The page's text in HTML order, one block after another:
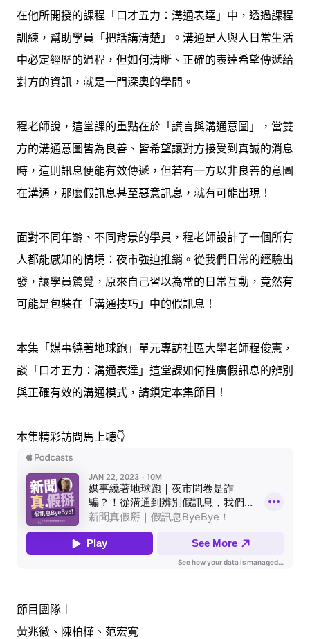
在他所開授的課程「口才五力：溝通表達」中，透過課程
訓練，幫助學員「把話講清楚」。溝通是人與人日常生活
中必定經歷的過程，但如何清晰、正確的表達希望傳遞給
對方的資訊，就是一門深奧的學問。
程老師說，這堂課的重點在於「謊言與溝通意圖」，當雙
方的溝通意圖皆為良善、皆希望讓對方接受到真誠的消息
時，這則訊息便能有效傳遞，但若有一方以非良善的意圖
在溝通，那麼假訊息甚至惡意訊息，就有可能出現！
面對不同年齡、不同背景的學員，程老師設計了一個所有
人都能感知的情境：夜市強迫推銷。從我們日常的經驗出
發，讓學員驚覺，原來自己習以為常的日常互動，竟然有
可能是包裝在「溝通技巧」中的假訊息！
本集「媒事繞著地球跑」單元專訪社區大學老師程俊憲，
談「口才五力：溝通表達」這堂課如何推廣假訊息的辨別
與正確有效的溝通模式，請鎖定本集節目！
本集精彩訪問馬上聽👇
節目團隊︱
黃兆徽、陳柏樺、范宏寬